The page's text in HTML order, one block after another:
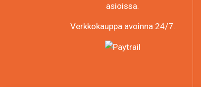
asioissa.
Verkkokauppa avoinna 24/7.